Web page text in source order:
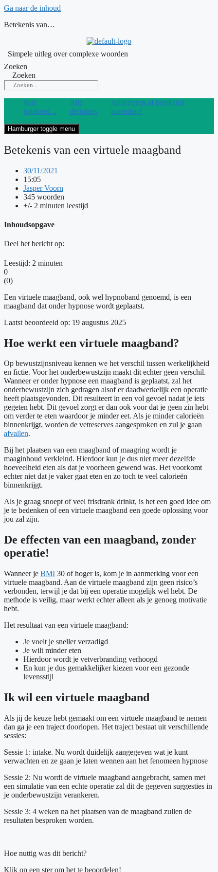
Ga naar de inhoud
Betekenis van…
Simpele uitleg over complexe woorden
Zoeken
Zoeken
Wat
betekent…
Alle
definities
Adverteren of betekenis
inzenden?
Hamburger toggle menu
Betekenis van een virtuele maagband
30/11/2021
15:05
Jasper Voorn
345 woorden
+/- 2 minuten leestijd
Inhoudsopgave
Deel het bericht op:
Leestijd: 2 minuten
0
(0)
Een virtuele maagband, ook wel hypnoband genoemd, is een
maagband dat onder hypnose wordt geplaatst.
Laatst beoordeeld op: 19 augustus 2025
Hoe werkt een virtuele maagband?
Op bewustzijnsniveau kennen we het verschil tussen werkelijkheid
en fictie. Voor het onderbewustzijn maakt dit echter geen verschil.
Wanneer er onder hypnose een maagband is geplaatst, zal het
onderbewustzijn zich gedragen alsof er daadwerkelijk een operatie
heeft plaatsgevonden. Dit resulteert in een vol gevoel nadat je iets
gegeten hebt. Dit gevoel zorgt er dan ook voor dat je geen zin hebt
om verder te eten waardoor je minder eet. Als je minder calorieën
binnenkrijgt, worden de vetreserves aangesproken en zul je gaan
afvallen.
Bij het plaatsen van een maagband of maagring wordt je
maaginhoud verkleind. Hierdoor kun je dus niet meer dezelfde
hoeveelheid eten als dat je voorheen gewend was. Het voorkomt
echter niet dat je vaker gaat eten en zo toch te veel calorieën
binnenkrijgt.
Als je graag snoept of veel frisdrank drinkt, is het een goed idee om
je te bedenken of een virtuele maagband een goede oplossing voor
jou zal zijn.
De effecten van een maagband, zonder
operatie!
Wanneer je BMI 30 of hoger is, kom je in aanmerking voor een
virtuele maagband. Aan de virtuele maagband zijn geen risico’s
verbonden, terwijl je dat bij een operatie mogelijk wel hebt. De
methode is veilig, maar werkt echter alleen als je genoeg motivatie
hebt.
Het resultaat van een virtuele maagband:
Je voelt je sneller verzadigd
Je wilt minder eten
Hierdoor wordt je vetverbranding verhoogd
En kun je dus gemakkelijker kiezen voor een gezonde
levensstijl
Ik wil een virtuele maagband
Als jij de keuze hebt gemaakt om een virtuele maagband te nemen
dan ga je een traject doorlopen. Het traject bestaat uit verschillende
sessies:
Sessie 1: intake. Nu wordt duidelijk aangegeven wat je kunt
verwachten en ze gaan je laten wennen aan het fenomeen hypnose
Sessie 2: Nu wordt de virtuele maagband aangebracht, samen met
een simulatie van een echte operatie zal dit de gegeven suggesties in
je onderbewustzijn verankeren.
Sessie 3: 4 weken na het plaatsen van de maagband zullen de
resultaten besproken worden.
Hoe nuttig was dit bericht?
Klik op een ster om het te beoordelen!